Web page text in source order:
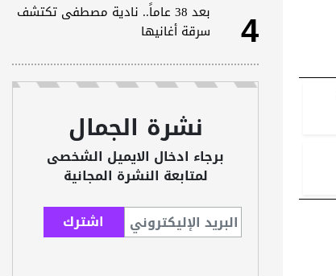
4
بعد 38 عاماً.. نادية مصطفى تكتشف
سرقة أغانيها
نشرة الجمال
برجاء ادخال الايميل الشخصى
لمتابعة النشرة المجانية